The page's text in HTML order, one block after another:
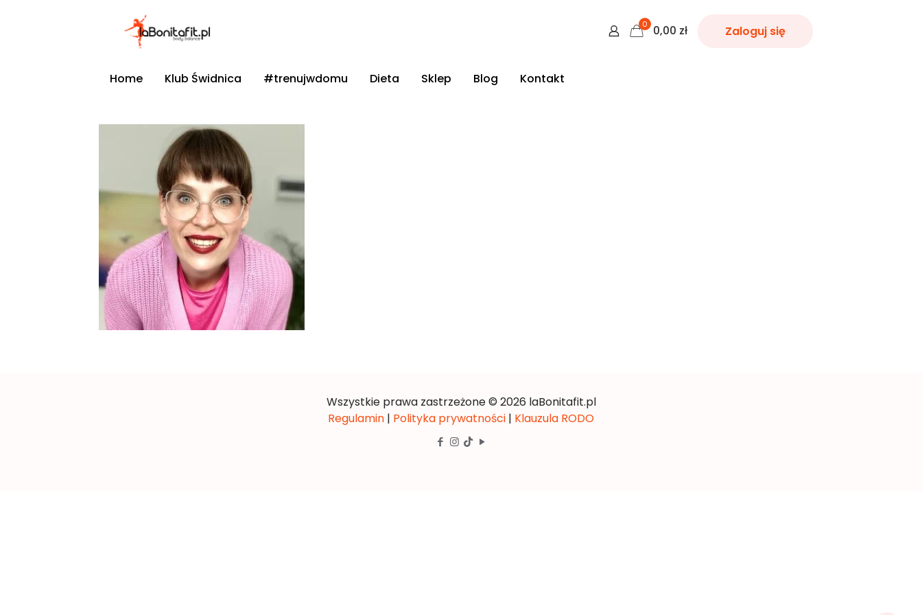
0 0,00 zł Zaloguj się
Home Klub Świdnica #trenujwdomu Dieta Sklep Blog Kontakt
Wszystkie prawa zastrzeżone © 2026 laBonitafit.pl
Regulamin | Polityka prywatności | Klauzula RODO